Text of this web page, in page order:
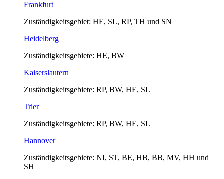
Frankfurt
Zuständigkeitsgebiet: HE, SL, RP, TH und SN
Heidelberg
Zuständigkeitsgebiete: HE, BW
Kaiserslautern
Zuständigkeitsgebiete: RP, BW, HE, SL
Trier
Zuständigkeitsgebiete: RP, BW, HE, SL
Hannover
Zuständigkeitsgebiete: NI, ST, BE, HB, BB, MV, HH und
SH